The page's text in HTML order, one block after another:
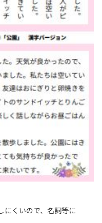
にくいので、名詞等に